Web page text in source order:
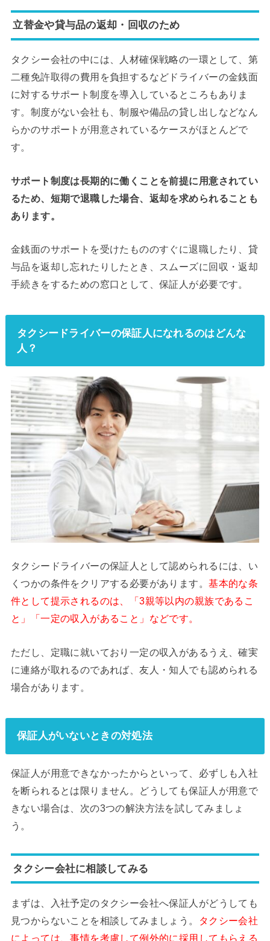
立替金や貸与品の返却・回収のため
タクシー会社の中には、人材確保戦略の一環として、第
二種免許取得の費用を負担するなどドライバーの金銭面
に対するサポート制度を導入しているところもありま
す。制度がない会社も、制服や備品の貸し出しなどなん
らかのサポートが用意されているケースがほとんどで
す。
サポート制度は長期的に働くことを前提に用意されてい
るため、短期で退職した場合、返却を求められることも
あります。
金銭面のサポートを受けたもののすぐに退職したり、貸
与品を返却し忘れたりしたとき、スムーズに回収・返却
手続きをするための窓口として、保証人が必要です。
タクシードライバーの保証人になれるのはどんな
人？
タクシードライバーの保証人として認められるには、い
くつかの条件をクリアする必要があります。基本的な条
件として提示されるのは、「3親等以内の親族であるこ
と」「一定の収入があること」などです。
ただし、定職に就いており一定の収入があるうえ、確実
に連絡が取れるのであれば、友人・知人でも認められる
場合があります。
保証人がいないときの対処法
保証人が用意できなかったからといって、必ずしも入社
を断られるとは限りません。どうしても保証人が用意で
きない場合は、次の3つの解決方法を試してみましょ
う。
タクシー会社に相談してみる
まずは、入社予定のタクシー会社へ保証人がどうしても
見つからないことを相談してみましょう。
タクシー会社
によっては、事情を考慮して例外的に採用してもらえる